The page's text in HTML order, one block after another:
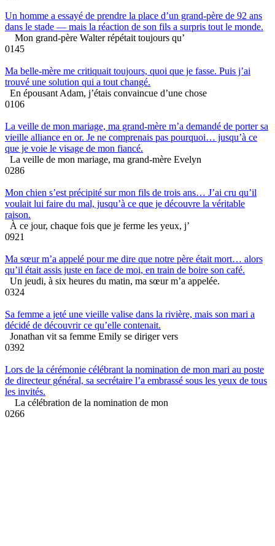
Un homme a essayé de prendre la place d’un grand-père de 92 ans
dans le stade — mais la réaction de son fils a surpris tout le monde.
Mon grand-père Walter répétait toujours qu’
0145
Ma belle-mère me critiquait toujours, quoi que je fasse. Puis j’ai
trouvé une solution qui a tout changé.
En épousant Adam, j’étais convaincue d’une chose
0106
La veille de mon mariage, ma grand-mère m’a demandé de porter sa
vieille alliance en or. Je ne comprenais pas pourquoi… jusqu’à ce
que je voie le visage de mon fiancé.
La veille de mon mariage, ma grand-mère Evelyn
0286
Mon chien s’est précipité sur mon fils de trois ans… J’ai cru qu’il
voulait lui faire du mal, jusqu’à ce que je découvre la véritable
raison.
À ce jour, chaque fois que je ferme les yeux, j’
0921
Ma sœur m’a appelé pour me dire que notre père était mort… alors
qu’il était assis juste en face de moi, en train de boire son café.
Un jeudi, à six heures du matin, ma sœur m’a appelée.
0324
Sa femme a jeté une vieille valise dans la rivière, mais son mari a
décidé de découvrir ce qu’elle contenait.
Jonathan vit sa femme Emily se diriger vers
0392
Lors de la cérémonie célébrant la nomination de mon mari au poste
de directeur général, sa secrétaire l’a embrassé sous les yeux de tous
les invités.
La célébration de la nomination de mon
0266